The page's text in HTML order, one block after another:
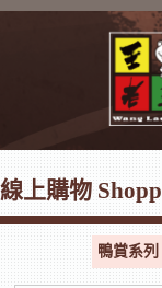
線上購物
鴨賞系列